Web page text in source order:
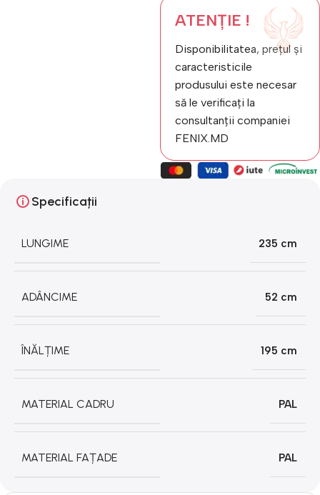
ATENȚIE !
Disponibilitatea, prețul și
caracteristicile
produsului este necesar
să le verificați la
consultanții companiei
FENIX.MD
Specificații
LUNGIME 235 cm
ADÂNCIME 52 cm
ÎNĂLȚIME 195 cm
MATERIAL CADRU PAL
MATERIAL FAȚADE PAL